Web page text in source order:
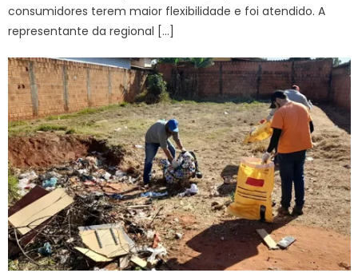
consumidores terem maior flexibilidade e foi atendido. A
representante da regional […]